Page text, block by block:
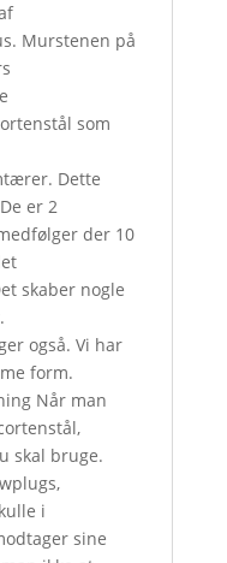
Murstenen på
som
Dette
er 2
der 10
skaber nogle
også. Vi har
form.
Når man
skal bruge.
i
sine